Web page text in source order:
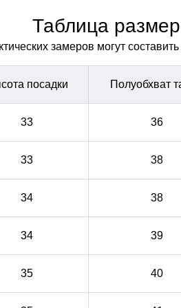
идеальную посадку на
идеальную посадку на
Таблица
замеров могут
посадки Полуобхват
33 36
33 38
34 38
34 39
35 40